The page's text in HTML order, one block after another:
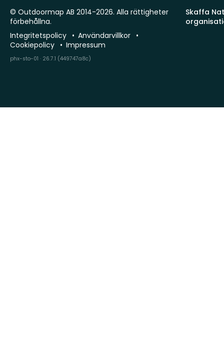
Skaffa
© Outdoormap AB 2014-2026. Alla rättigheter
förbehållna.
Integritetspolicy
Användarvillkor
Cookiepolicy
Impressum
phx-sto-01 · 26.7.1 (449747a8c)